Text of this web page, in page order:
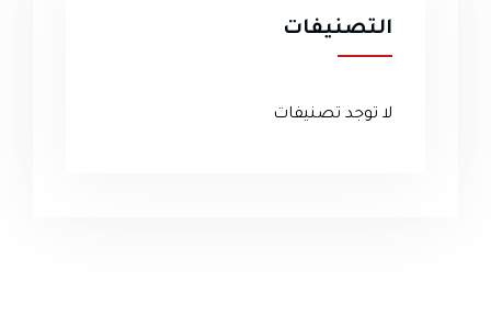
التصنيفات
لا توجد تصنيفات